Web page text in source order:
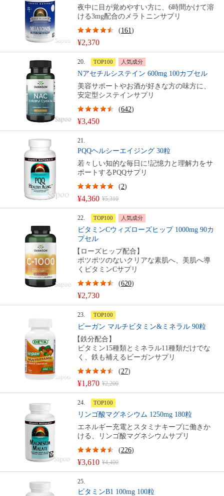
夜中に目が覚めやすい方に、6時間かけて溶
ける3mg配合のメラトニンサプリ
¥2,370
(161)
20. TOP100 人気成分
Nアセチルシステイン 600mg 100カプセル
美容サポートやお酒が好きな方の味方に、
安定型システインサプリ
¥3,450
(642)
21.
PQQヘルシーエイジング 30粒
若々しい知的な毎日に!記憶力と理解力をサ
ポートするPQQサプリ
¥4,360 ¥5,310
(2)
22. TOP100 人気成分
ビタミンCウィズローズヒップ 1000mg 90カ
プセル
【ローズヒップ配合】
ポツポツのないクリアな素肌へ、美肌へ導
くビタミンCサプリ
¥2,730
(620)
23. TOP100
ビーガン マルチビタミン&ミネラル 90粒
【鉄分配合】
ビタミン15種類とミネラル11種類だけでな
く、鉄も補えるビーガンサプリ
¥1,870 ¥2,200
(27)
24. TOP100
リンゴ酸マグネシウム 1250mg 180粒
エネルギー充電とスタミナキープに働きか
ける、リンゴ酸マグネシウムサプリ
¥3,610 ¥4,400
(226)
25.
ビタミンB1 100mg 100粒